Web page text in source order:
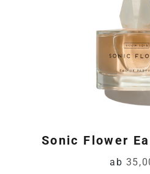
Sonic Flower
ab